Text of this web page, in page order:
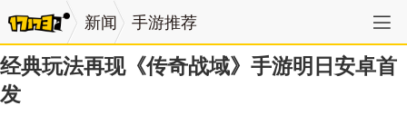
新闻 手游推荐
经典玩法再现《传奇战域》手游明日安卓首
发